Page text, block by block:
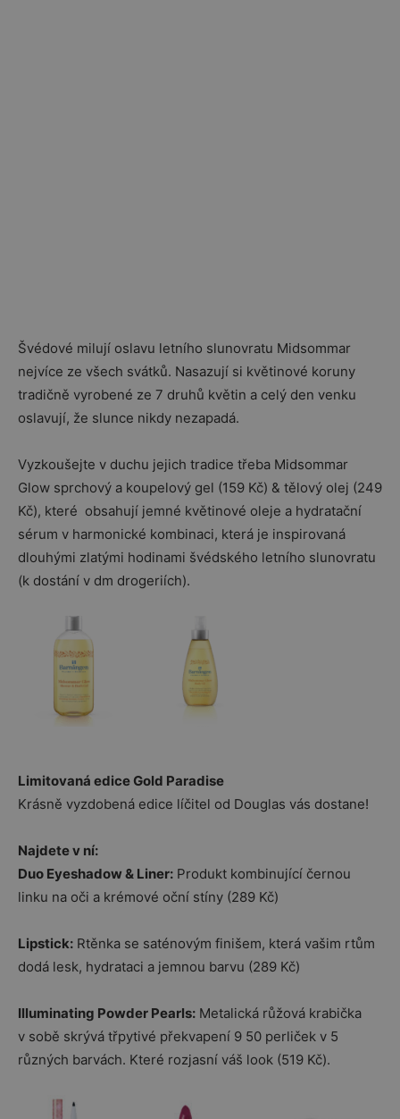
Švédové milují oslavu letního slunovratu Midsommar
nejvíce ze všech svátků. Nasazují si květinové koruny
tradičně vyrobené ze 7 druhů květin a celý den venku
oslavují, že slunce nikdy nezapadá.
Vyzkoušejte v duchu jejich tradice třeba Midsommar
Glow sprchový a koupelový gel (159 Kč) & tělový olej (249
Kč), které obsahují jemné květinové oleje a hydratační
sérum v harmonické kombinaci, která je inspirovaná
dlouhými zlatými hodinami švédského letního slunovratu
(k dostání v dm drogeriích).
Limitovaná edice Gold Paradise
Krásně vyzdobená edice líčitel od Douglas vás dostane!
Najdete v ní:
Duo Eyeshadow & Liner: Produkt kombinující černou
linku na oči a krémové oční stíny (289 Kč)
Lipstick: Rtěnka se saténovým finišem, která vašim rtům
dodá lesk, hydrataci a jemnou barvu (289 Kč)
Illuminating Powder Pearls: Metalická růžová krabička
v sobě skrývá třpytivé překvapení 9 50 perliček v 5
různých barvách. Které rozjasní váš look (519 Kč).